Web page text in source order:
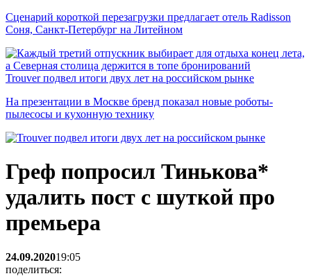
Сценарий короткой перезагрузки предлагает отель Radisson
Соня, Санкт-Петербург на Литейном
Trouver подвел итоги двух лет на российском рынке
На презентации в Москве бренд показал новые роботы-
пылесосы и кухонную технику
Греф попросил Тинькова*
удалить пост с шуткой про
премьера
24.09.202019:05
поделиться: